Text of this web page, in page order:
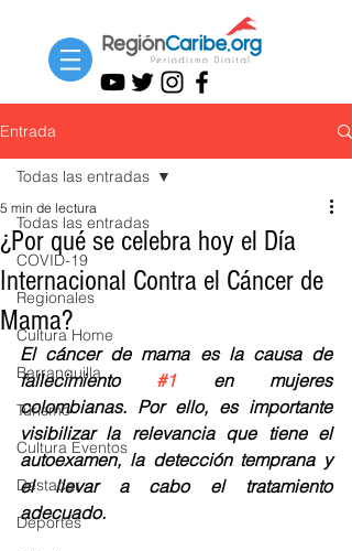
Entrada
Todas las entradas
COVID-19
Regionales
Cultura Home
Barranquilla
Turismo
Cultura Eventos
Destacar
Deportes
Todas las entradas
¿Por qué se celebra hoy el Día
Internacional Contra el Cáncer de
Mama?
5 min de lectura
El cáncer de mama es la causa de
fallecimiento #1 en mujeres
colombianas. Por ello, es importante
visibilizar la relevancia que tiene el
autoexamen, la detección temprana y
el llevar a cabo el tratamiento
adecuado.